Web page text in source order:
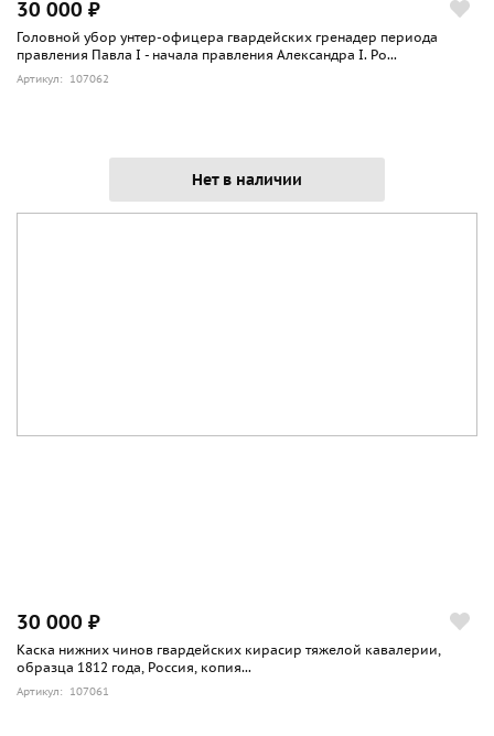
30 000 ₽
Головной убор унтер-офицера гвардейских гренадер периода
правления Павла I - начала правления Александра I. Ро...
Артикул: 107062
Нет в наличии
30 000 ₽
Каска нижних чинов гвардейских кирасир тяжелой кавалерии,
образца 1812 года, Россия, копия...
Артикул: 107061